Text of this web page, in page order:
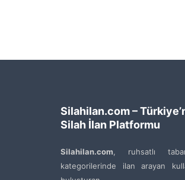
Silahilan.com –
Silah İlan Platformu
Silahilan.com, ruhsatlı
kategorilerinde ilan arayan